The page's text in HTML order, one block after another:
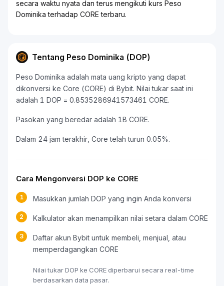
secara waktu nyata dan terus mengikuti kurs Peso
Dominika terhadap CORE terbaru.
Tentang Peso Dominika (DOP)
Peso Dominika adalah mata uang kripto yang dapat
dikonversi ke Core (CORE) di Bybit. Nilai tukar saat ini
adalah 1 DOP = 0.8535286941573461 CORE.
Pasokan yang beredar adalah 1B CORE.
Dalam 24 jam terakhir, Core telah turun 0.05%.
Cara Mengonversi DOP ke CORE
1 Masukkan jumlah DOP yang ingin Anda konversi
2 Kalkulator akan menampilkan nilai setara dalam CORE
3
Daftar akun Bybit untuk membeli, menjual, atau
memperdagangkan CORE
Nilai tukar DOP ke CORE diperbarui secara real-time
berdasarkan data pasar.